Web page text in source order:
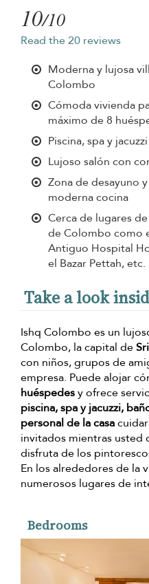
10/10
Read the 20 reviews
Moderna y lujosa
Colombo
Cómoda vivienda
máximo de 8
Piscina, spa y jacuzzi
Lujoso salón con
Zona de desayuno y
moderna cocina
Cerca de lugares
de Colombo como
Antiguo Hospital
el Bazar Pettah, etc.
Take a look
Ishq Colombo es un
Colombo, la capital de
con niños, grupos de
empresa. Puede alojar
huéspedesy ofrece
piscina, spa y jacuzzi,
personal de la casa
invitados mientras usted
disfruta de los
En los alrededores de la
numerosos lugares de
Bedrooms